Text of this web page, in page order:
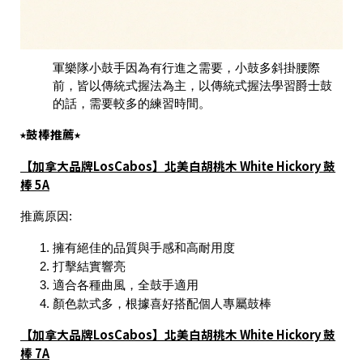
軍樂隊小鼓手因為有行進之需要，小鼓多斜掛腰際
前，皆以傳統式握法為主，以傳統式握法學習爵士鼓
的話，需要較多的練習時間。
⭑鼓棒推薦⭑
【加拿大品牌LosCabos】北美白胡桃木 White Hickory 鼓
棒 5A
推薦原因:
擁有絕佳的品質與手感和高耐用度
打擊結實響亮
適合各種曲風，全鼓手適用
顏色款式多，根據喜好搭配個人專屬鼓棒
【加拿大品牌LosCabos】北美白胡桃木 White Hickory 鼓
棒 7A